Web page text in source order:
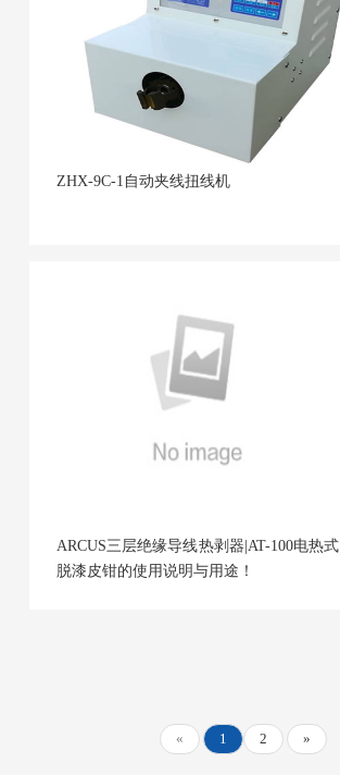
ZHX-9C-1自动夹线扭线机
ARCUS三层绝缘导线热剥器|AT-100电热式
脱漆皮钳的使用说明与用途！
« 1 2 »